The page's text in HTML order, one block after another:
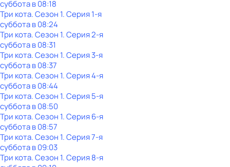
субботав08:18
Три кота. Сезон 1. Серия 1-я
субботав08:24
Три кота. Сезон 1. Серия 2-я
субботав08:31
Три кота. Сезон 1. Серия 3-я
субботав08:37
Три кота. Сезон 1. Серия 4-я
субботав08:44
Три кота. Сезон 1. Серия 5-я
субботав08:50
Три кота. Сезон 1. Серия 6-я
субботав08:57
Три кота. Сезон 1. Серия 7-я
субботав09:03
Три кота. Сезон 1. Серия 8-я